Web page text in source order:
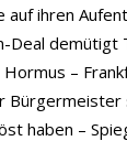
auf ihren
Deal demütigt
–
Bürgermeister
haben –